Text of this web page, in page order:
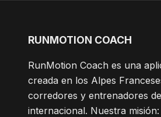
RUNMOTION COACH
RunMotion Coach es una
creada en los Alpes
corredores y entrenadores
internacional. Nuestra